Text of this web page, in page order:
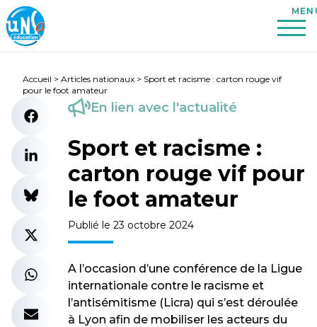
Accueil > Articles nationaux > Sport et racisme : carton rouge vif
pour le foot amateur
En lien avec l'actualité
Sport et racisme :
carton rouge vif pour
le foot amateur
Publié le 23 octobre 2024
A l’occasion d’une conférence de la Ligue
internationale contre le racisme et
l’antisémitisme (Licra) qui s’est déroulée
à Lyon afin de mobiliser les acteurs du